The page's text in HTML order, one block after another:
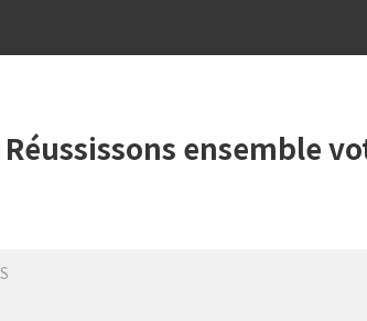
Réussissons ensemble